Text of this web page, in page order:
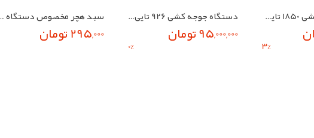
دستگاه جوجه کشی 1850 تایی تمام اتومات شرکت بلدرچین دماوند
3%